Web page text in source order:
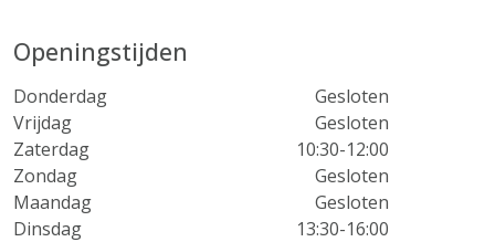
Openingstijden
Donderdag
Gesloten
Vrijdag
Gesloten
Zaterdag
10:30-12:00
Zondag
Gesloten
Maandag
Gesloten
Dinsdag
13:30-16:00